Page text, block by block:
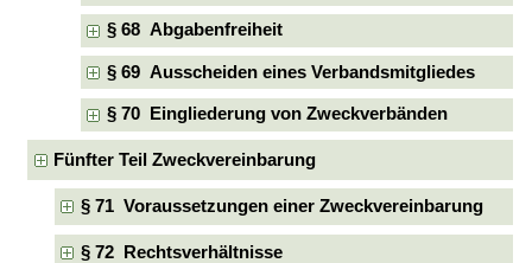
§ 68 Abgabenfreiheit
§ 69 Ausscheiden eines Verbandsmitgliedes
§ 70 Eingliederung von Zweckverbänden
Fünfter Teil Zweckvereinbarung
§ 71 Voraussetzungen einer Zweckvereinbarung
§ 72 Rechtsverhältnisse